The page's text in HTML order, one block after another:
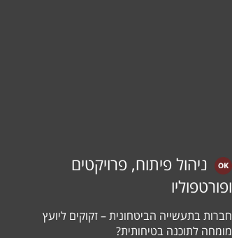
ניהול פיתוח, פרויקטים
ופורטפוליו
חברות בתעשייה הביטחונית – זקוקים ליועץ
מומחה לתוכנה בטיחותית?